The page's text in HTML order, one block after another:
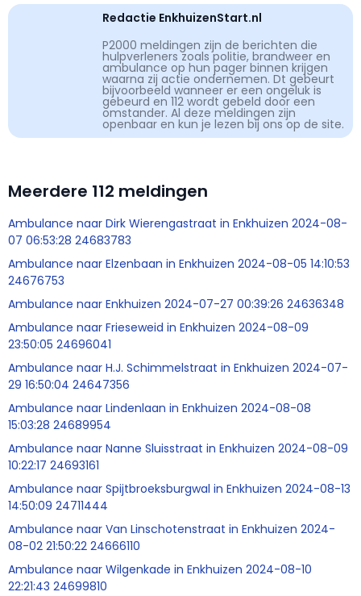
Redactie EnkhuizenStart.nl
P2000 meldingen zijn de berichten die
hulpverleners zoals politie, brandweer en
ambulance op hun pager binnen krijgen
waarna zij actie ondernemen. Dt gebeurt
bijvoorbeeld wanneer er een ongeluk is
gebeurd en 112 wordt gebeld door een
omstander. Al deze meldingen zijn
openbaar en kun je lezen bij ons op de site.
Meerdere 112 meldingen
Ambulance naar Dirk Wierengastraat in Enkhuizen 2024-08-
07 06:53:28 24683783
Ambulance naar Elzenbaan in Enkhuizen 2024-08-05 14:10:53
24676753
Ambulance naar Enkhuizen 2024-07-27 00:39:26 24636348
Ambulance naar Frieseweid in Enkhuizen 2024-08-09
23:50:05 24696041
Ambulance naar H.J. Schimmelstraat in Enkhuizen 2024-07-
29 16:50:04 24647356
Ambulance naar Lindenlaan in Enkhuizen 2024-08-08
15:03:28 24689954
Ambulance naar Nanne Sluisstraat in Enkhuizen 2024-08-09
10:22:17 24693161
Ambulance naar Spijtbroeksburgwal in Enkhuizen 2024-08-13
14:50:09 24711444
Ambulance naar Van Linschotenstraat in Enkhuizen 2024-
08-02 21:50:22 24666110
Ambulance naar Wilgenkade in Enkhuizen 2024-08-10
22:21:43 24699810